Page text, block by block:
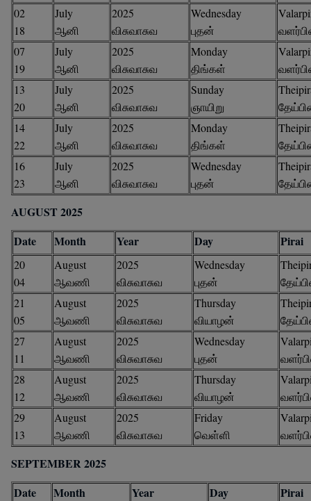
02
18
July
ஆனி
2025
விசுவாசுவ
Wednesday
புதன்
07
19
July
ஆனி
2025
விசுவாசுவ
Monday
திங்கள்
13
20
July
ஆனி
2025
விசுவாசுவ
Sunday
ஞாயிறு
14
22
July
ஆனி
2025
விசுவாசுவ
Monday
திங்கள்
16
23
July
ஆனி
2025
விசுவாசுவ
Wednesday
புதன்
AUGUST 2025
Date
Month Year Day Pirai
20
04
August
ஆவணி
2025
விசுவாசுவ
Wednesday
புதன்
21
05
August
ஆவணி
2025
விசுவாசுவ
Thursday
வியாழன்
27
11
August
ஆவணி
2025
விசுவாசுவ
Wednesday
புதன்
28
12
August
ஆவணி
2025
விசுவாசுவ
Thursday
வியாழன்
29
13
August
ஆவணி
2025
விசுவாசுவ
Friday
வெள்ளி
SEPTEMBER 2025
Date
Month Year Day Pirai